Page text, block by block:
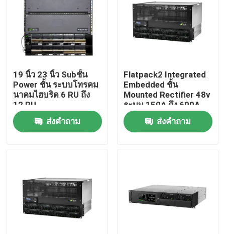
วิดีโอ
เกี่ยวกับเรา
ทัวร์โรงงาน
ควบคุมคุณภาพ
ติดต่อเรา
ตู้โทรคมนาคมกลางแจ้ง
19 นิ้ว 23 นิ้ว Subชั้น
Power ชั้น ระบบโทรคม
นาคมไฮบริด 6 RU ถึง
12 RU
ส่งคำถาม
Flatpack2 Integrated
Embedded ชั้น
Mounted Rectifier 48v
ระบบ 150A ถึง 600A
ส่งคำถาม